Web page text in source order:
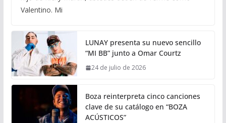
Valentino. Mi
LUNAY presenta su nuevo sencillo
“MI BB” junto a Omar Courtz
24 de julio de 2026
Boza reinterpreta cinco canciones
clave de su catálogo en “BOZA
ACÚSTICOS”